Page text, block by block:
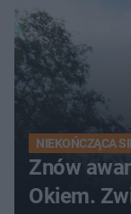
NIEKOŃCZĄCA
Znów
Okiem.